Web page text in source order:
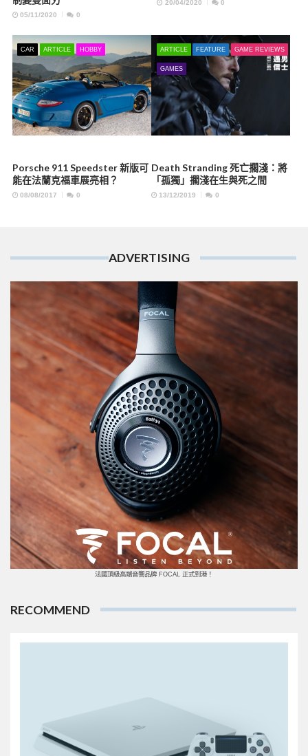
05/11/2020 0
20/04/2020 0
CAR ARTICLE HOBBY
Porsche 911 Speedster 新版可
能在法蘭克福車展亮相？
08/08/2017 0
ARTICLE FEATURE GAME REVIEWS
GAMES
Death Stranding 死亡擱淺：將
「孤獨」擱淺在生與死之間
13/12/2019 0
ADVERTISING
法國頂級高端音響品牌 FOCAL 正式到港！
RECOMMEND